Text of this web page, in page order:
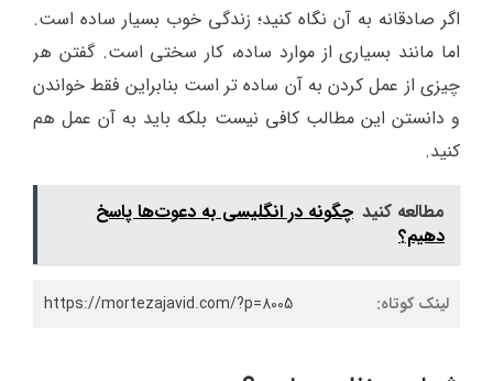
اگر صادقانه به آن نگاه کنید؛ زندگی خوب بسیار ساده است.
اما مانند بسیاری از موارد ساده، کار سختی است. گفتن هر
چیزی از عمل کردن به آن ساده تر است بنابراین فقط خواندن
و دانستن این مطالب کافی نیست بلکه باید به آن عمل هم
کنید.
مطالعه کنید چگونه در انگلیسی به دعوت‌ها پاسخ
دهیم؟
لینک کوتاه: https://mortezajavid.com/?p=8005